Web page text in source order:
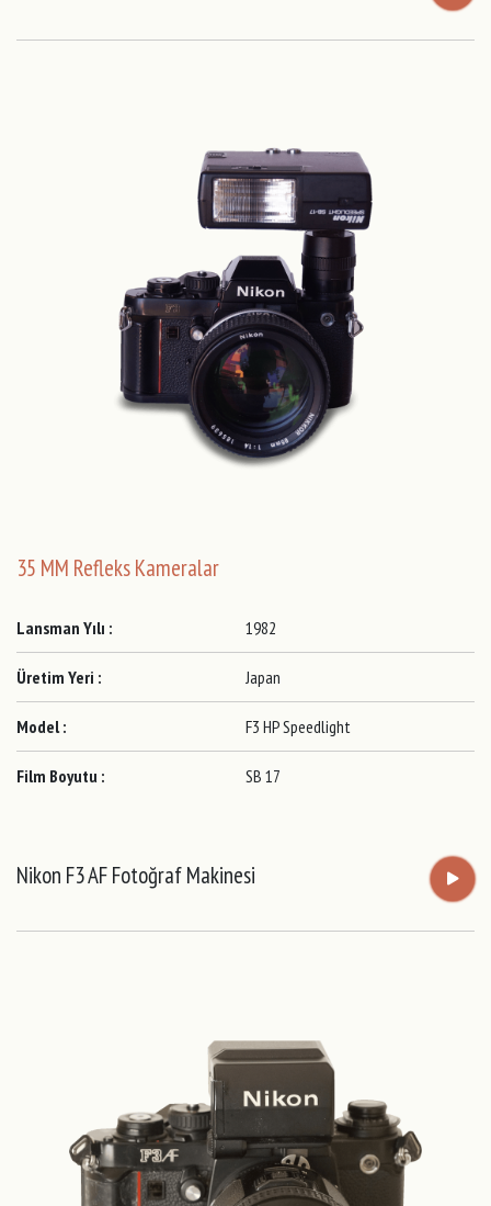
35 MM Refleks Kameralar
Lansman Yılı : 1982
Üretim Yeri : Japan
Model : F3 HP Speedlight
Film Boyutu : SB 17
Nikon F3 AF Fotoğraf Makinesi